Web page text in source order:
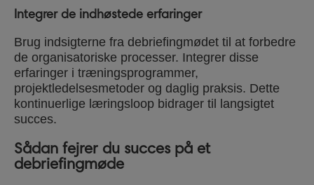
Integrer de indhøstede erfaringer
Brug indsigterne fra debriefingmødet til at forbedre
de organisatoriske processer. Integrer disse
erfaringer i træningsprogrammer,
projektledelsesmetoder og daglig praksis. Dette
kontinuerlige læringsloop bidrager til langsigtet
succes.
Sådan fejrer du succes på et
debriefingmøde